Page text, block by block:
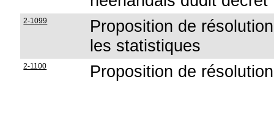
2-1099
Proposition de
les statistiques
2-1100 Proposition de